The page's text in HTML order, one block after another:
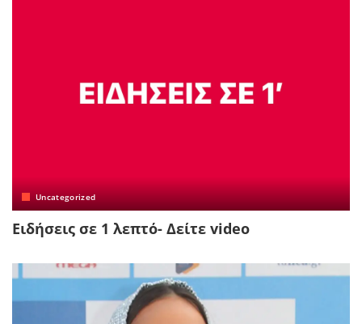
Uncategorized
Ειδήσεις σε 1 λεπτό- Δείτε video